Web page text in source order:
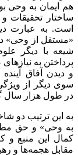
هم ایمان به وحی
ساختار تحقیقات
است. به عبارت
«مستقل از وحی»
شیعه با دیگر
پرداختن به
و دیدن آفاق
سوی دیگر از
در طول هزار سال
به این ترتیب دو
به وحی» و حق
کمال این منبع و
مقابل هجمه‌ها و